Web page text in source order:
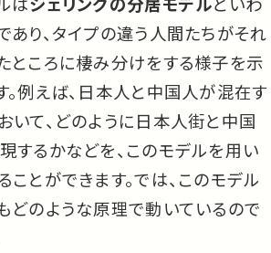
あり、タイプの違う人間たちがそれ
ところに棲み分けをする様子を示
。例えば、日本人と中国人が混在す
いて、どのように日本人街と中国
するかなどを、このモデルを用い
ことができます。では、このモデル
どのような原理で動いているので